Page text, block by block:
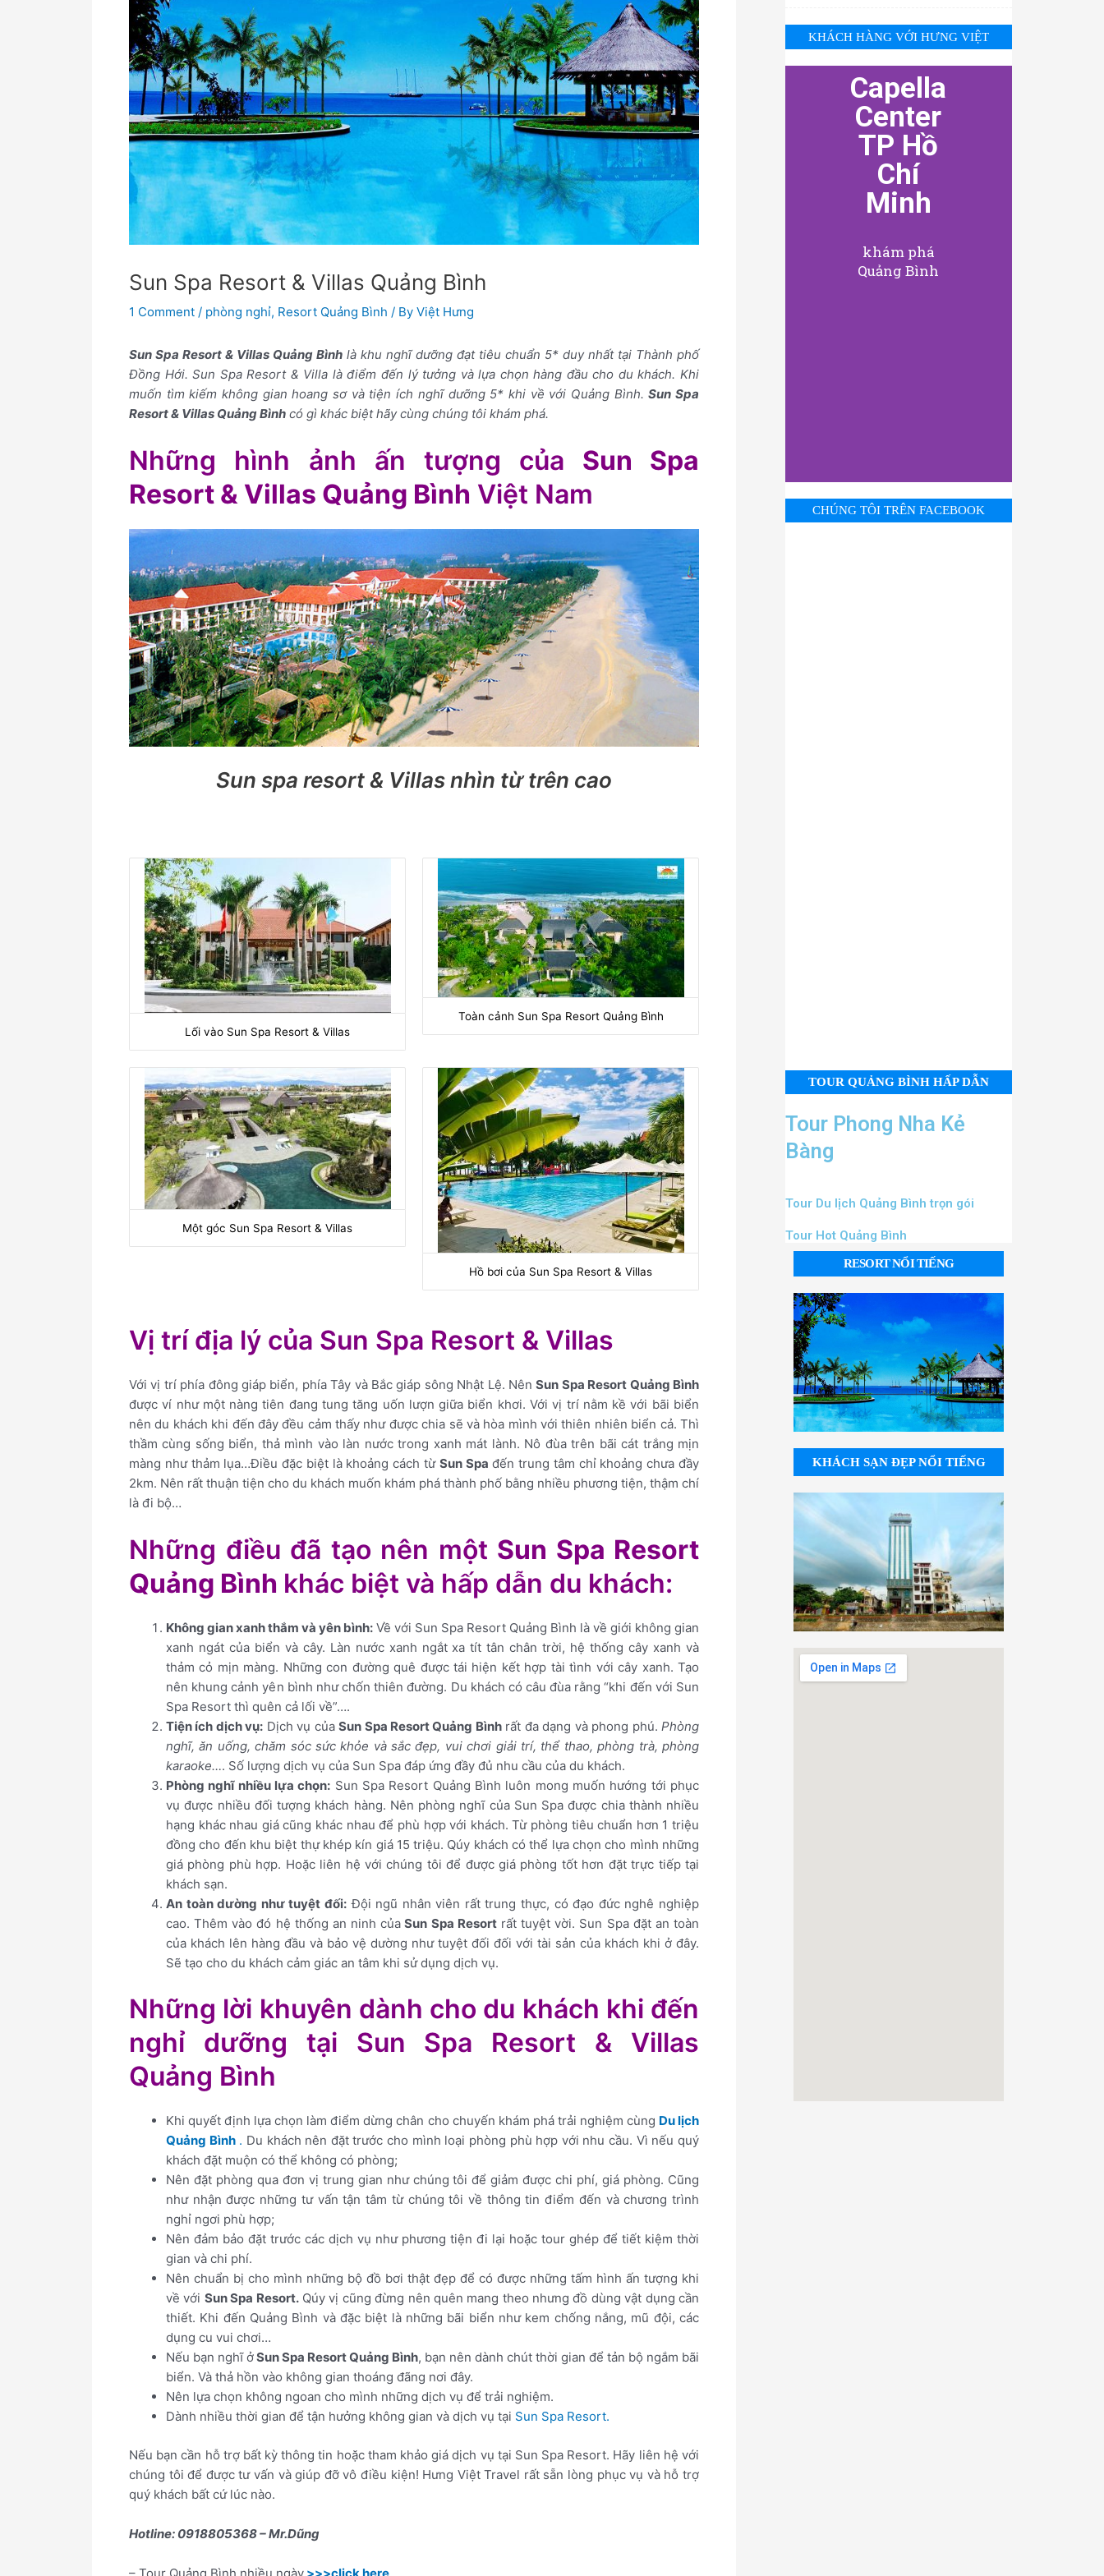
Sun Spa Resort & Villas Quảng Bình
1 Comment / phòng nghỉ, Resort Quảng Bình / By Việt Hưng
Sun Spa Resort & Villas Quảng Bình là khu nghĩ dưỡng đạt tiêu chuẩn 5* duy nhất tại Thành phố
Đồng Hới. Sun Spa Resort & Villa là điểm đến lý tưởng và lựa chọn hàng đầu cho du khách. Khi
muốn tìm kiếm không gian hoang sơ và tiện ích nghĩ dưỡng 5* khi về với Quảng Bình.Sun Spa
Resort & Villas Quảng Bình có gì khác biệt hãy cùng chúng tôi khám phá.
Những hình ảnh ấn tượng của Sun Spa
Resort & Villas Quảng Bình Việt Nam
Sun spa resort & Villas nhìn từ trên cao
Lối vào Sun Spa Resort & Villas
Toàn cảnh Sun Spa Resort Quảng Bình
Một góc Sun Spa Resort & Villas
Hồ bơi của Sun Spa Resort & Villas
Vị trí địa lý của Sun Spa Resort & Villas
Với vị trí phía đông giáp biển, phía Tây và Bắc giáp sông Nhật Lệ. NênSun Spa Resort Quảng Bình
được ví như một nàng tiên đang tung tăng uốn lượn giữa biển khơi. Với vị trí nằm kề với bãi biển
nên du khách khi đến đây đều cảm thấy như được chia sẽ và hòa mình với thiên nhiên biển cả. Thì
thầm cùng sống biển, thả mình vào làn nước trong xanh mát lành. Nô đùa trên bãi cát trắng mịn
màng như thảm lụa…Điều đặc biệt là khoảng cách từ Sun Spa đến trung tâm chỉ khoảng chưa đầy
2km. Nên rất thuận tiện cho du khách muốn khám phá thành phố bằng nhiều phương tiện, thậm chí
là đi bộ…
Những điều đã tạo nên một Sun Spa Resort
Quảng Bình khác biệt và hấp dẫn du khách:
Không gian xanh thắm và yên bình: Về với Sun Spa Resort Quảng Bình là về giới không gian
xanh ngát của biển và cây. Làn nước xanh ngắt xa tít tân chân trời, hệ thống cây xanh và
thảm cỏ mịn màng. Những con đường quê được tái hiện kết hợp tài tình với cây xanh. Tạo
nên khung cảnh yên bình như chốn thiên đường. Du khách có câu đùa rằng “khi đến với Sun
Spa Resort thì quên cả lối về”….
Tiện ích dịch vụ: Dịch vụ củaSun Spa Resort Quảng Bìnhrất đa dạng và phong phú.Phòng
nghĩ, ăn uống, chăm sóc sức khỏe và sắc đẹp, vui chơi giải trí, thể thao, phòng trà, phòng
karaoke…. Số lượng dịch vụ của Sun Spa đáp ứng đầy đủ nhu cầu của du khách.
Phòng nghĩ nhiều lựa chọn: Sun Spa Resort Quảng Bình luôn mong muốn hướng tới phục
vụ được nhiều đối tượng khách hàng. Nên phòng nghĩ của Sun Spa được chia thành nhiều
hạng khác nhau giá cũng khác nhau để phù hợp với khách. Từ phòng tiêu chuẩn hơn 1 triệu
đồng cho đến khu biệt thự khép kín giá 15 triệu. Qúy khách có thể lựa chọn cho mình những
giá phòng phù hợp. Hoặc liên hệ với chúng tôi để được giá phòng tốt hơn đặt trực tiếp tại
khách sạn.
An toàn dường như tuyệt đối:Đội ngũ nhân viên rất trung thực, có đạo đức nghê nghiệp
cao. Thêm vào đó hệ thống an ninh của Sun Spa Resortrất tuyệt vời. Sun Spa đặt an toàn
của khách lên hàng đầu và bảo vệ dường như tuyệt đối đối với tài sản của khách khi ở đây.
Sẽ tạo cho du khách cảm giác an tâm khi sử dụng dịch vụ.
Những lời khuyên dành cho du khách khi đến
nghỉ dưỡng tại Sun Spa Resort & Villas
Quảng Bình
Khi quyết định lựa chọn làm điểm dừng chân cho chuyến khám phá trải nghiệm cùng Du lịch
Quảng Bình. Du khách nên đặt trước cho mình loại phòng phù hợp với nhu cầu. Vì nếu quý
khách đặt muộn có thể không có phòng;
Nên đặt phòng qua đơn vị trung gian như chúng tôi để giảm được chi phí, giá phòng. Cũng
như nhận được những tư vấn tận tâm từ chúng tôi về thông tin điểm đến và chương trình
nghỉ ngơi phù hợp;
Nên đảm bảo đặt trước các dịch vụ như phương tiện đi lại hoặc tour ghép để tiết kiệm thời
gian và chi phí.
Nên chuẩn bị cho mình những bộ đồ bơi thật đẹp để có được những tấm hình ấn tượng khi
về với Sun Spa Resort.Qúy vị cũng đừng nên quên mang theo nhưng đồ dùng vật dụng cần
thiết. Khi đến Quảng Bình và đặc biệt là những bãi biển như kem chống nắng, mũ đội, các
dụng cu vui chơi…
Nếu bạn nghĩ ởSun Spa Resort Quảng Bình, bạn nên dành chút thời gian để tản bộ ngắm bãi
biển. Và thả hồn vào không gian thoáng đãng nơi đây.
Nên lựa chọn không ngoan cho mình những dịch vụ để trải nghiệm.
Dành nhiều thời gian để tận hưởng không gian và dịch vụ tại Sun Spa Resort.
Nếu bạn cần hỗ trợ bất kỳ thông tin hoặc tham khảo giá dịch vụ tại Sun Spa Resort. Hãy liên hệ với
chúng tôi để được tư vấn và giúp đỡ vô điều kiện! Hưng Việt Travel rất sẵn lòng phục vụ và hỗ trợ
quý khách bất cứ lúc nào.
Hotline: 0918805368 – Mr.Dũng
KHÁCH HÀNG VỚI HƯNG VIỆT
Capella
Center
TP Hồ
Chí
Minh
khám phá
Quảng Bình
CHÚNG TÔI TRÊN FACEBOOK
TOUR QUẢNG BÌNH HẤP DẪN
Tour Phong Nha Kẻ
Bàng
Tour Du lịch Quảng Bình trọn gói
Tour Hot Quảng Bình
RESORT NỔI TIẾNG
KHÁCH SẠN ĐẸP NỔI TIẾNG